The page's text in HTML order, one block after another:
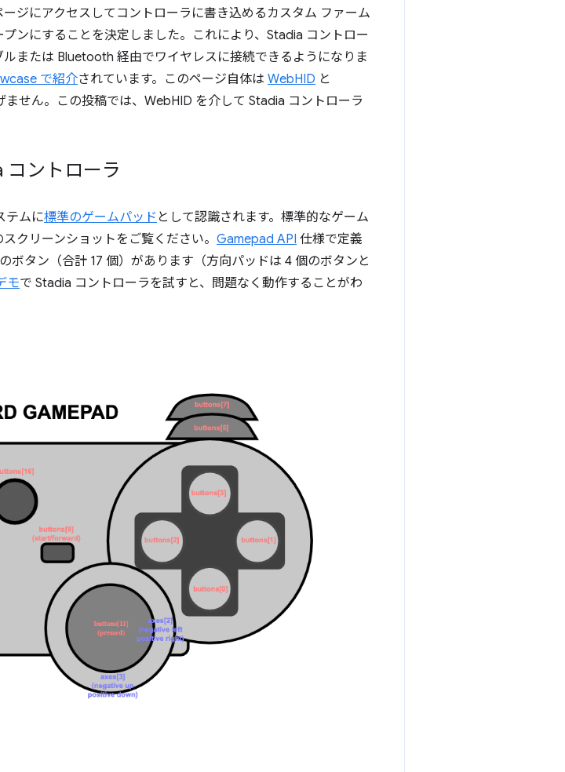
ージにアクセスしてコントローラに書き込めるカスタム ファーム
ンにすることを決定しました。これにより、Stadia コントロー
または Bluetooth 経由でワイヤレスに接続できるようになりま
で紹介されています。このページ自体は WebHID と
せん。この投稿では、WebHID を介して Stadia コントローラ
コントローラ
テムに標準のゲームパッド として認識されます。標準的なゲーム
クリーンショットをご覧ください。 Gamepad API 仕様で定義
ボタン（合計 17 個）があります（方向パッドは 4 個のボタンと
モで Stadia コントローラを試すと、問題なく動作することがわ